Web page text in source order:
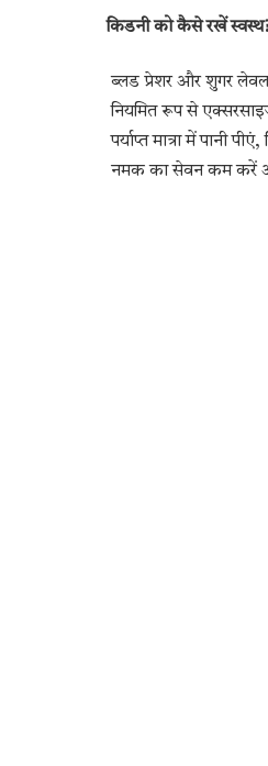
किडनी को कैसे रखें
ब्लड प्रेशर और शुगर लेवल
नियमित रूप से
पर्याप्त मात्रा में पानी
नमक का सेवन कम करें